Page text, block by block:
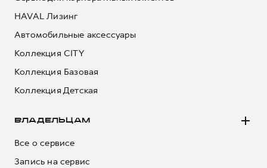
HAVAL Лизинг
Автомобильные аксессуары
Коллекция CITY
Коллекция Базовая
Коллекция Детская
ВЛАДЕЛЬЦАМ
Все о сервисе
Запись на сервис